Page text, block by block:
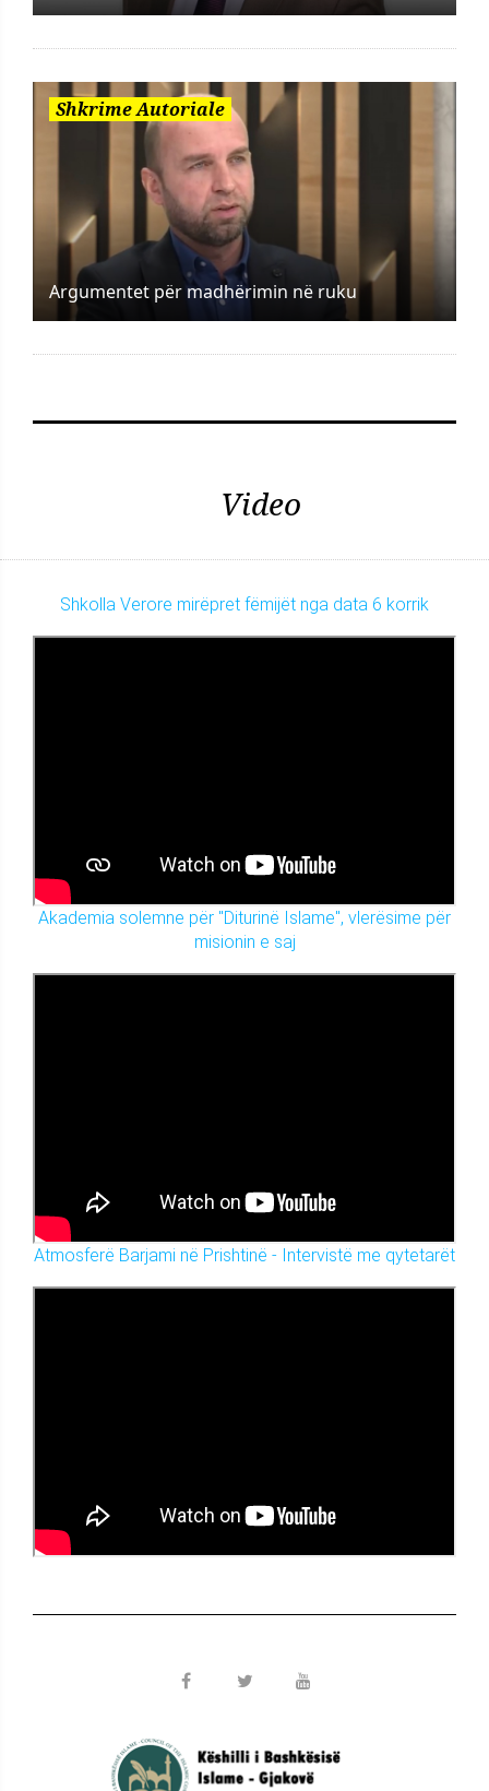
Shkrime Autoriale
Argumentet për madhërimin në ruku
Video
Shkolla Verore mirëpret fëmijët nga data 6 korrik
Akademia solemne për "Diturinë Islame", vlerësime për
misionin e saj
Atmosferë Barjami në Prishtinë - Intervistë me qytetarët